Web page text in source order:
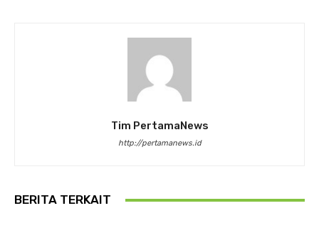
Tim PertamaNews
http://pertamanews.id
BERITA TERKAIT